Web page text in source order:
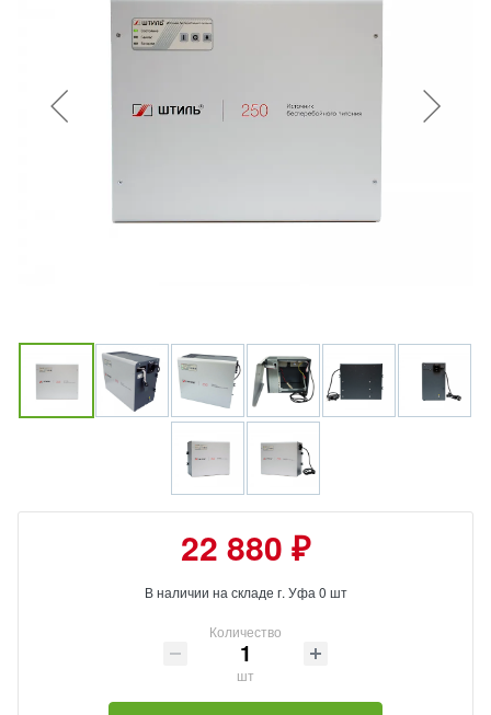
22 880 ₽
В наличии на складе г. Уфа 0 шт
Количество
шт